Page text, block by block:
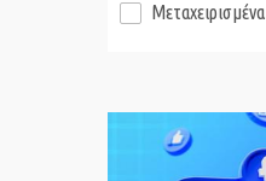
Μεταχειρισμένα